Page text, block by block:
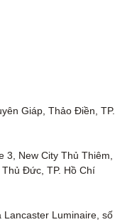
Giáp, Thảo Điền, TP.
3, New City Thủ Thiêm,
Đức, TP. Hồ Chí
Lancaster Luminaire, số